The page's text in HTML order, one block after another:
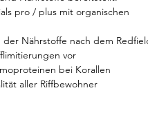
pro / plus mit organischen
Nährstoffe nach dem
vor
bei Korallen
aller Riffbewohner